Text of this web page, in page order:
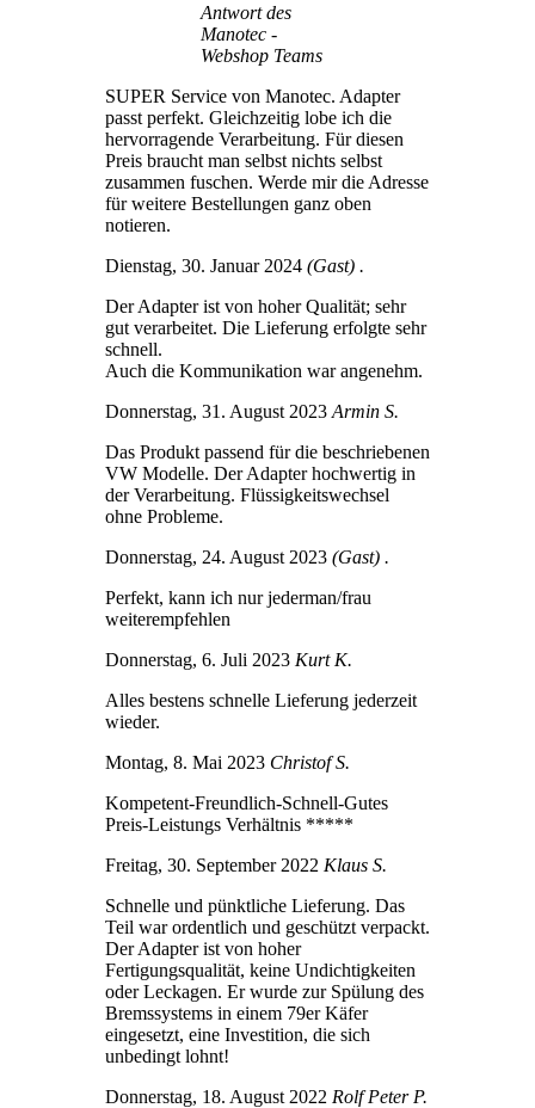
Antwort des
Manotec -
Webshop Teams
SUPER Service von Manotec. Adapter
passt perfekt. Gleichzeitig lobe ich die
hervorragende Verarbeitung. Für diesen
Preis braucht man selbst nichts selbst
zusammen fuschen. Werde mir die Adresse
für weitere Bestellungen ganz oben
notieren.
Dienstag, 30. Januar 2024 (Gast) .
Der Adapter ist von hoher Qualität; sehr
gut verarbeitet. Die Lieferung erfolgte sehr
schnell.
Auch die Kommunikation war angenehm.
Donnerstag, 31. August 2023 Armin S.
Das Produkt passend für die beschriebenen
VW Modelle. Der Adapter hochwertig in
der Verarbeitung. Flüssigkeitswechsel
ohne Probleme.
Donnerstag, 24. August 2023 (Gast) .
Perfekt, kann ich nur jederman/frau
weiterempfehlen
Donnerstag, 6. Juli 2023 Kurt K.
Alles bestens schnelle Lieferung jederzeit
wieder.
Montag, 8. Mai 2023 Christof S.
Kompetent-Freundlich-Schnell-Gutes
Preis-Leistungs Verhältnis *****
Freitag, 30. September 2022 Klaus S.
Schnelle und pünktliche Lieferung. Das
Teil war ordentlich und geschützt verpackt.
Der Adapter ist von hoher
Fertigungsqualität, keine Undichtigkeiten
oder Leckagen. Er wurde zur Spülung des
Bremssystems in einem 79er Käfer
eingesetzt, eine Investition, die sich
unbedingt lohnt!
Donnerstag, 18. August 2022 Rolf Peter P.